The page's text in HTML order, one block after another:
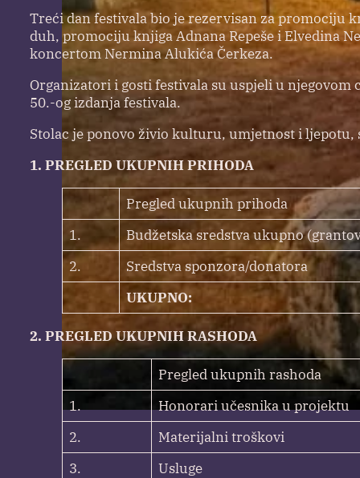
Treći dan festivala bio je rezervisan za promociju
duh, promociju knjiga Adnana Repeše i Elvedina
koncertom Nermina Alukića Čerkeza.
Organizatori i gosti festivala su uspjeli u
50.-og izdanja festivala.
Stolac je ponovo živio kulturu, umjetnost i ljepotu,
1. PREGLED UKUPNIH PRIHODA
Pregled ukupnih prihoda
1.
Budžetska sredstva ukupno
2.
Sredstva sponzora/donatora
UKUPNO:
2. PREGLED UKUPNIH RASHODA
Pregled ukupnih rashoda
1.
Honorari učesnika u projektu
2.
Materijalni troškovi
3.
Usluge